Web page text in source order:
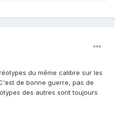
du même calibre sur les
de bonne guerre, pas de
des autres sont toujours